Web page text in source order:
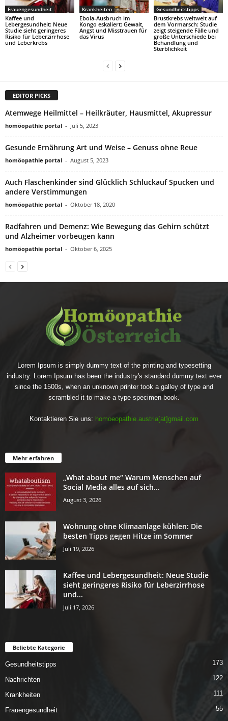
Frauengesundheit
Kaffee und
Lebergesundheit: Neue
Studie sieht geringeres
Risiko für Leberzirrhose
und Leberkrebs
Krankheiten
Ebola-Ausbruch im
Kongo eskaliert: Gewalt,
Angst und Misstrauen für
das Virus
Gesundheitstipps
Brustkrebs weltweit auf
dem Vormarsch: Studie
zeigt steigende Fälle und
große Unterschiede bei
Behandlung und
Sterblichkeit
EDITOR PICKS
Atemwege Heilmittel – Heilkräuter, Hausmittel, Akupressur
homöopathie portal - Juli 5, 2023
Gesunde Ernährung Art und Weise – Genuss ohne Reue
homöopathie portal - August 5, 2023
Auch Flaschenkinder sind Glücklich Schluckauf Spucken und
andere Verstimmungen
homöopathie portal - Oktober 18, 2020
Radfahren und Demenz: Wie Bewegung das Gehirn schützt
und Alzheimer vorbeugen kann
homöopathie portal - Oktober 6, 2025
Lorem Ipsum is simply dummy text of the printing and typesetting
industry. Lorem Ipsum has been the industry's standard dummy text ever
since the 1500s, when an unknown printer took a galley of type and
scrambled it to make a type specimen book.
Kontaktieren Sie uns: homoeopathie.austria[at]gmail.com
Mehr erfahren
„What about me“ Warum Menschen auf
Social Media alles auf sich...
August 3, 2026
Wohnung ohne Klimaanlage kühlen: Die
besten Tipps gegen Hitze im Sommer
Juli 19, 2026
Kaffee und Lebergesundheit: Neue Studie
sieht geringeres Risiko für Leberzirrhose
und...
Juli 17, 2026
Beliebte Kategorie
Gesundheitstipps 173
Nachrichten 122
Krankheiten 111
Frauengesundheit
55